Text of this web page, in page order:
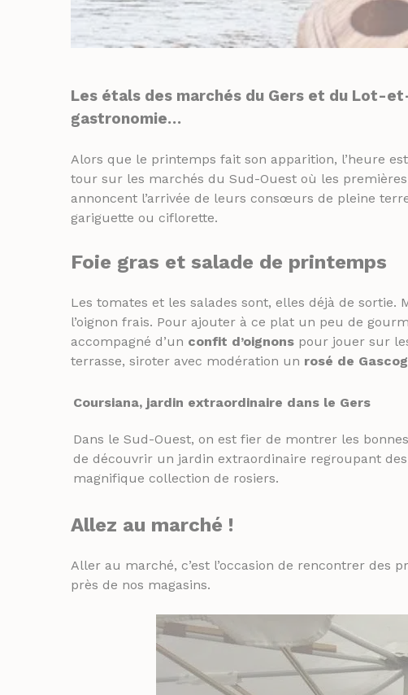
Les étals des marchés du Gers et du Lot-
gastronomie…
Alors que le printemps fait son apparition, l’heure
tour sur les marchés du Sud-Ouest où les
annoncent l’arrivée de leurs consœurs de pleine
gariguette ou ciflorette.
Foie gras et salade de printemps
Les tomates et les salades sont, elles déjà de
l’oignon frais. Pour ajouter à ce plat un peu de
accompagné d’un confit d’oignons pour jouer sur
terrasse, siroter avec modération un rosé de
Coursiana, jardin extraordinaire dans le Gers
Dans le Sud-Ouest, on est fier de montrer les
de découvrir un jardin extraordinaire regroupant
magnifique collection de rosiers.
Allez au marché !
Aller au marché, c’est l’occasion de rencontrer des
près de nos magasins.